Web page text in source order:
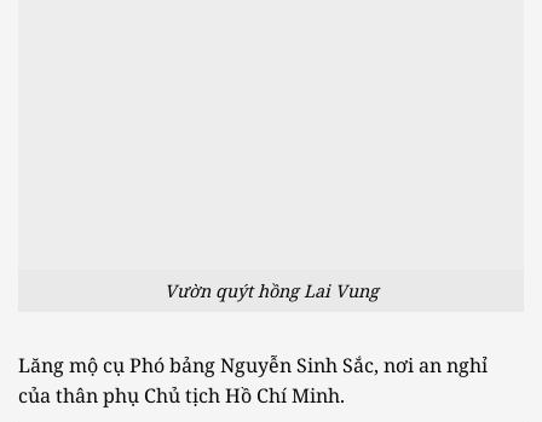
Vườn quýt hồng Lai Vung
Lăng mộ cụ Phó bảng Nguyễn Sinh Sắc, nơi an nghỉ
của thân phụ Chủ tịch Hồ Chí Minh.